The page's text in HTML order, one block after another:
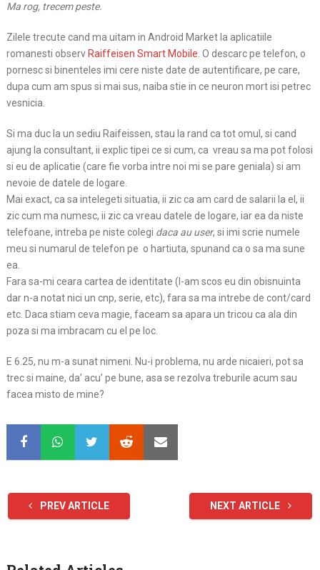
Ma rog, trecem peste.
Zilele trecute cand ma uitam in Android Market la aplicatiile
romanesti observ Raiffeisen Smart Mobile . O descarc pe telefon, o
pornesc si binenteles imi cere niste date de autentificare, pe care,
dupa cum am spus si mai sus, naiba stie in ce neuron mort isi petrec
vesnicia.
Si ma duc la un sediu Raifeissen, stau la rand ca tot omul, si cand
ajung la consultant, ii explic tipei ce si cum, ca vreau sa ma pot folosi
si eu de aplicatie (care fie vorba intre noi mi se pare geniala) si am
nevoie de datele de logare.
Mai exact, ca sa intelegeti situatia, ii zic ca am card de salarii la el, ii
zic cum ma numesc, ii zic ca vreau datele de logare, iar ea da niste
telefoane, intreba pe niste colegi daca au user, si imi scrie numele
meu si numarul de telefon pe o hartiuta, spunand ca o sa ma sune
ea.
Fara sa-mi ceara cartea de identitate (l-am scos eu din obisnuinta
dar n-a notat nici un cnp, serie, etc), fara sa ma intrebe de cont/card
etc. Daca stiam ceva magie, faceam sa apara un tricou ca ala din
poza si ma imbracam cu el pe loc.
E 6.25, nu m-a sunat nimeni. Nu-i problema, nu arde nicaieri, pot sa
trec si maine, da’ acu’ pe bune, asa se rezolva treburile acum sau
facea misto de mine?
PREV ARTICLE NEXT ARTICLE